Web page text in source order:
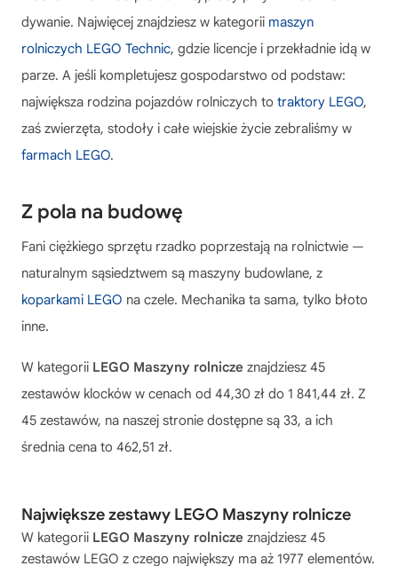
dywanie. Najwięcej znajdziesz w kategorii maszyn
rolniczych LEGO Technic, gdzie licencje i przekładnie idą w
parze. A jeśli kompletujesz gospodarstwo od podstaw:
największa rodzina pojazdów rolniczych to traktory LEGO,
zaś zwierzęta, stodoły i całe wiejskie życie zebraliśmy w
farmach LEGO.
Z pola na budowę
Fani ciężkiego sprzętu rzadko poprzestają na rolnictwie —
naturalnym sąsiedztwem są maszyny budowlane, z
koparkami LEGO na czele. Mechanika ta sama, tylko błoto
inne.
W kategorii LEGO Maszyny rolnicze znajdziesz 45
zestawów klocków w cenach od 44,30 zł do 1 841,44 zł. Z
45 zestawów, na naszej stronie dostępne są 33, a ich
średnia cena to 462,51 zł.
Największe zestawy LEGO Maszyny rolnicze
W kategorii LEGO Maszyny rolnicze znajdziesz 45
zestawów LEGO z czego największy ma aż 1977 elementów.